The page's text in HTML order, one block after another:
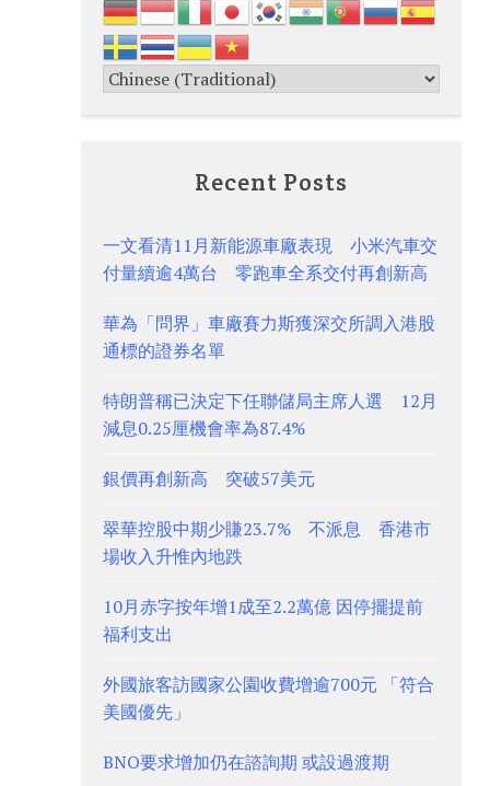
Recent Posts
一文看清11月新能源車廠表現 小米汽車交
付量續逾4萬台 零跑車全系交付再創新高
華為「問界」車廠賽力斯獲深交所調入港股
通標的證券名單
特朗普稱已決定下任聯儲局主席人選 12月
減息0.25厘機會率為87.4%
銀價再創新高 突破57美元
翠華控股中期少賺23.7% 不派息 香港市
場收入升惟內地跌
10月赤字按年增1成至2.2萬億 因停擺提前
福利支出
外國旅客訪國家公園收費增逾700元 「符合
美國優先」
BNO要求增加仍在諮詢期 或設過渡期